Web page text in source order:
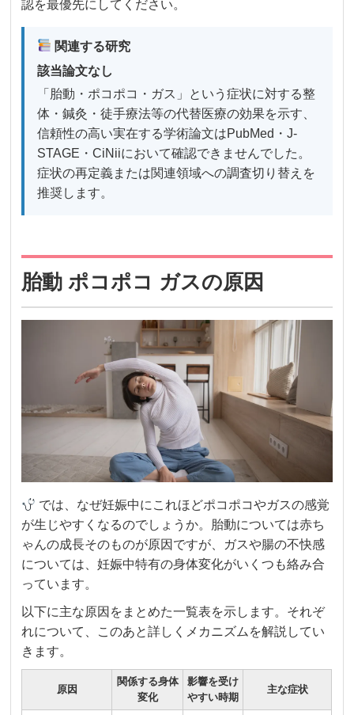
認を最優先にしてください。
関連する研究
該当論文なし
「胎動・ポコポコ・ガス」という症状に対する整
体・鍼灸・徒手療法等の代替医療の効果を示す、
信頼性の高い実在する学術論文はPubMed・J-
STAGE・CiNiiにおいて確認できませんでした。
症状の再定義または関連領域への調査切り替えを
推奨します。
胎動 ポコポコ ガスの原因
では、なぜ妊娠中にこれほどポコポコやガスの感覚
が生じやすくなるのでしょうか。胎動については赤ち
ゃんの成長そのものが原因ですが、ガスや腸の不快感
については、妊娠中特有の身体変化がいくつも絡み合
っています。
以下に主な原因をまとめた一覧表を示します。それぞ
れについて、このあと詳しくメカニズムを解説してい
きます。
原因
関係する身体
変化
影響を受け
やすい時期
主な症状